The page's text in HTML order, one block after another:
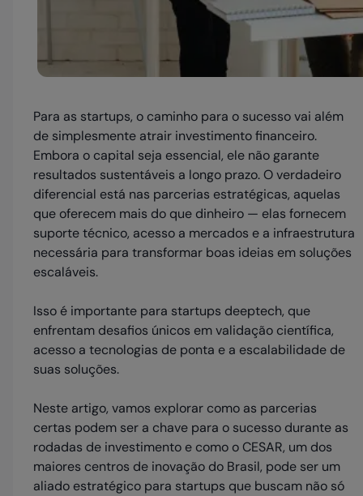
Para as startups, o caminho para o sucesso vai além
de simplesmente atrair investimento financeiro.
Embora o capital seja essencial, ele não garante
resultados sustentáveis a longo prazo. O verdadeiro
diferencial está nas parcerias estratégicas, aquelas
que oferecem mais do que dinheiro — elas fornecem
suporte técnico, acesso a mercados e a infraestrutura
necessária para transformar boas ideias em soluções
escaláveis.
Isso é importante para startups deeptech, que
enfrentam desafios únicos em validação científica,
acesso a tecnologias de ponta e a escalabilidade de
suas soluções.
Neste artigo, vamos explorar como as parcerias
certas podem ser a chave para o sucesso durante as
rodadas de investimento e como o CESAR, um dos
maiores centros de inovação do Brasil, pode ser um
aliado estratégico para startups que buscam não só